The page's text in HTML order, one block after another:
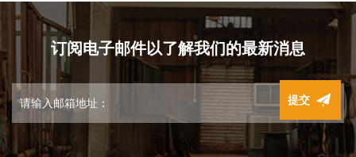
订阅电子邮件以了解我们的最新消息
提交